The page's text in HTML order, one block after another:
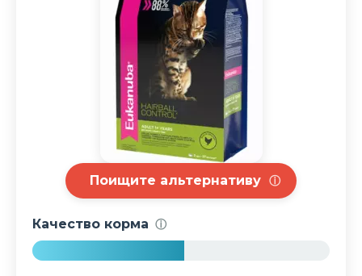
Поищите альтернативу ⓘ
Качество корма ⓘ